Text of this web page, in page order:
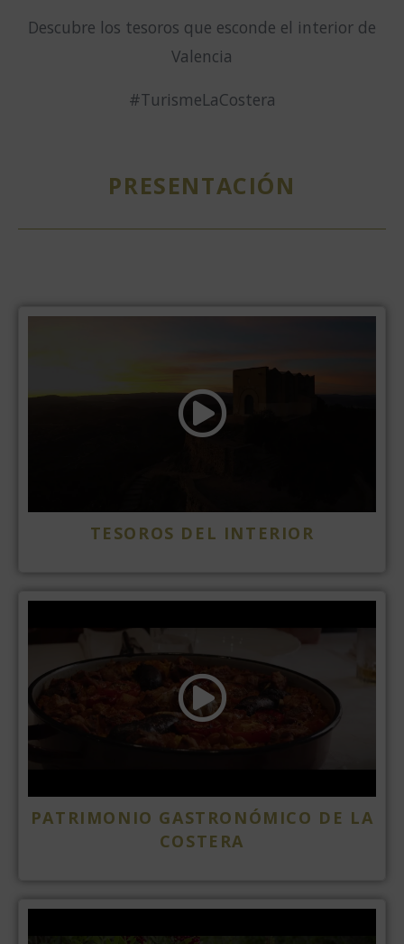
Descubre los tesoros que esconde el interior de
Valencia
#TurismeLaCostera
PRESENTACIÓN
TESOROS DEL INTERIOR
PATRIMONIO GASTRONÓMICO DE LA
COSTERA